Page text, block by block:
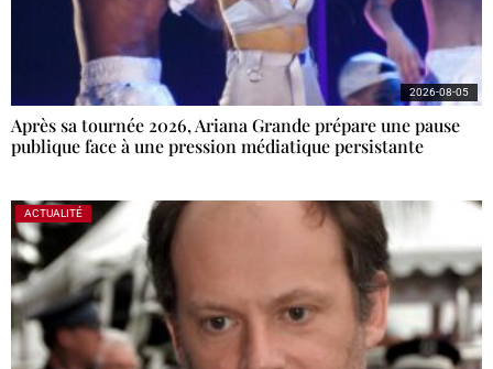
Après sa tournée 2026, Ariana Grande prépare une pause
publique face à une pression médiatique persistante
2026-08-05
ACTUALITÉ